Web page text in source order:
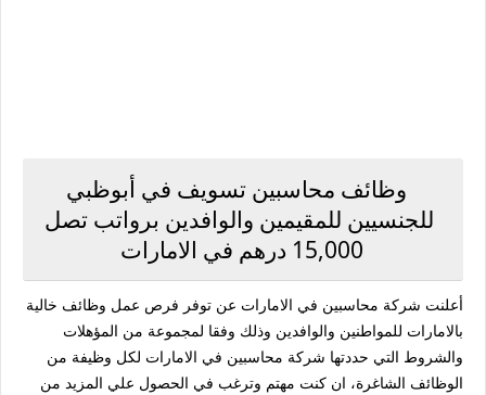
وظائف محاسبين تسويف في أبوظبي
للجنسيين للمقيمين والوافدين برواتب تصل
15,000 درهم في الامارات
أعلنت شركة محاسبين في الامارات عن توفر فرص عمل وظائف خالية
بالامارات للمواطنين والوافدين وذلك وفقا لمجموعة من المؤهلات
والشروط التي حددتها شركة محاسبين في الامارات لكل وظيفة من
الوظائف الشاغرة، ان كنت مهتم وترغب في الحصول علي المزيد من